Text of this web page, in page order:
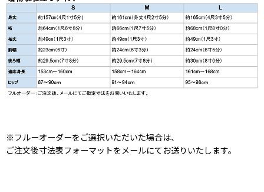
※フルーオーダーをご選択いただいた場合は、
ご注文後寸法表フォーマットをメールにてお送りいたします。